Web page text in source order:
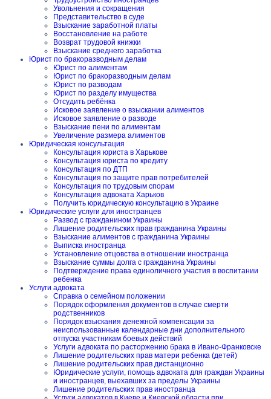
Увольнения и сокращения
Представительство в суде
Взыскание заработной платы
Восстановление на работе
Возврат трудовой книжки
Взыскание среднего заработка
Юрист по бракоразводным делам
Юрист по алиментам
Юрист по бракоразводным делам
Юрист по разводам
Юрист по разделу имущества
Отсудить ребёнка
Исковое заявление о взыскании алиментов
Исковое заявление о разводе
Взыскание пени по алиментам
Увеличение размера алиментов
Юридическая консультация
Консультация юриста в Харькове
Консультация юриста по кредиту
Консультация по ДТП
Консультация по защите прав потребителей
Консультация по трудовым спорам
Консультация адвоката Харьков
Получить юридическую консультацию в Украине
Юридические услуги для иностранцев
Развод с гражданином Украины
Лишение родительских прав гражданина Украины
Взыскание алиментов с гражданина Украины
Выписка иностранца
Установление отцовства в отношении иностранца
Взыскание суммы долга с гражданина Украины
Подтверждение права единоличного участия в воспитании
ребенка
Услуги адвоката
Справка о семейном положении
Порядок оформления документов в случае смерти
родственников
Порядок взыскания денежной компенсации за
неиспользованные календарные дни дополнительного
отпуска участникам боевых действий
Услуги адвоката по расторжению брака в Ивано-Франковске
Лишение родительских прав матери ребенка (детей)
Лишение родительских прав дистанционно
Юридические услуги, помощь адвоката для граждан Украины
и иностранцев, выехавших за пределы Украины
Лишение родительских прав иностранца